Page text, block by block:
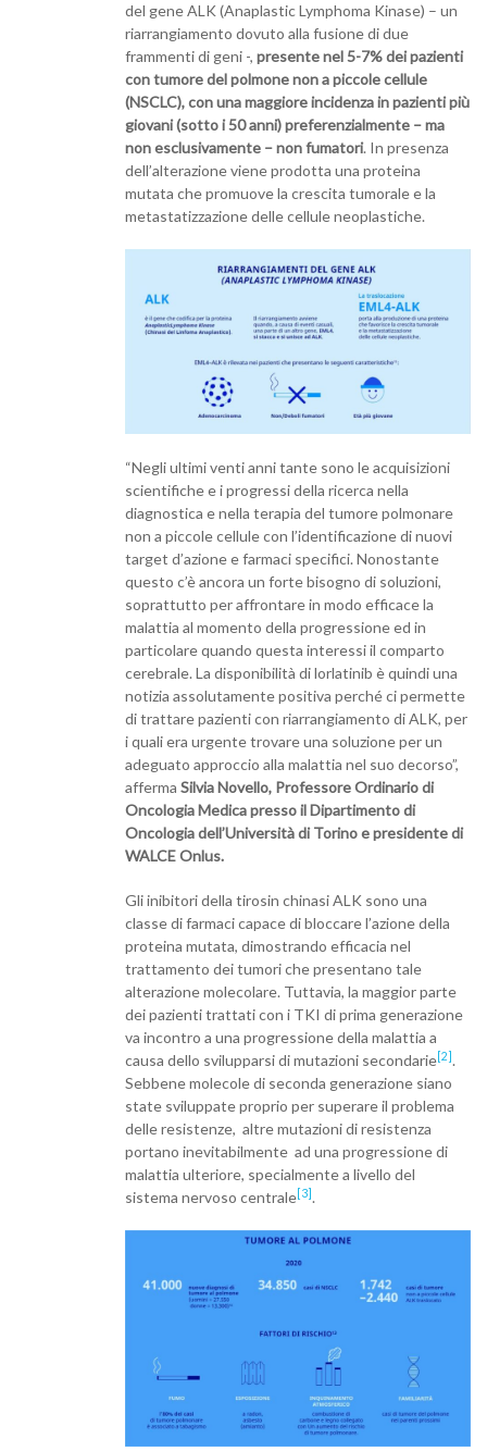
del gene ALK (Anaplastic Lymphoma Kinase) – un
riarrangiamento dovuto alla fusione di due
frammenti di geni -, presente nel 5-7% dei pazienti
con tumore del polmone non a piccole cellule
(NSCLC), con una maggiore incidenza in pazienti più
giovani (sotto i 50 anni) preferenzialmente – ma
non esclusivamente – non fumatori. In presenza
dell’alterazione viene prodotta una proteina
mutata che promuove la crescita tumorale e la
metastatizzazione delle cellule neoplastiche.
“Negli ultimi venti anni tante sono le acquisizioni
scientifiche e i progressi della ricerca nella
diagnostica e nella terapia del tumore polmonare
non a piccole cellule con l’identificazione di nuovi
target d’azione e farmaci specifici. Nonostante
questo c’è ancora un forte bisogno di soluzioni,
soprattutto per affrontare in modo efficace la
malattia al momento della progressione ed in
particolare quando questa interessi il comparto
cerebrale. La disponibilità di lorlatinib è quindi una
notizia assolutamente positiva perché ci permette
di trattare pazienti con riarrangiamento di ALK, per
i quali era urgente trovare una soluzione per un
adeguato approccio alla malattia nel suo decorso”,
afferma Silvia Novello, Professore Ordinario di
Oncologia Medica presso il Dipartimento di
Oncologia dell’Università di Torino e presidente di
WALCE Onlus.
Gli inibitori della tirosin chinasi ALK sono una
classe di farmaci capace di bloccare l’azione della
proteina mutata, dimostrando efficacia nel
trattamento dei tumori che presentano tale
alterazione molecolare. Tuttavia, la maggior parte
dei pazienti trattati con i TKI di prima generazione
va incontro a una progressione della malattia a
causa dello svilupparsi di mutazioni secondarie[2].
Sebbene molecole di seconda generazione siano
state sviluppate proprio per superare il problema
delle resistenze, altre mutazioni di resistenza
portano inevitabilmente ad una progressione di
malattia ulteriore, specialmente a livello del
sistema nervoso centrale[3].